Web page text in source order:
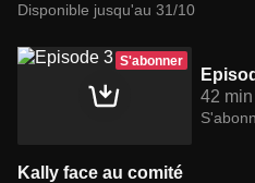
Disponible jusqu'au 31/10
S'abonner
42 min
Kally face au comité